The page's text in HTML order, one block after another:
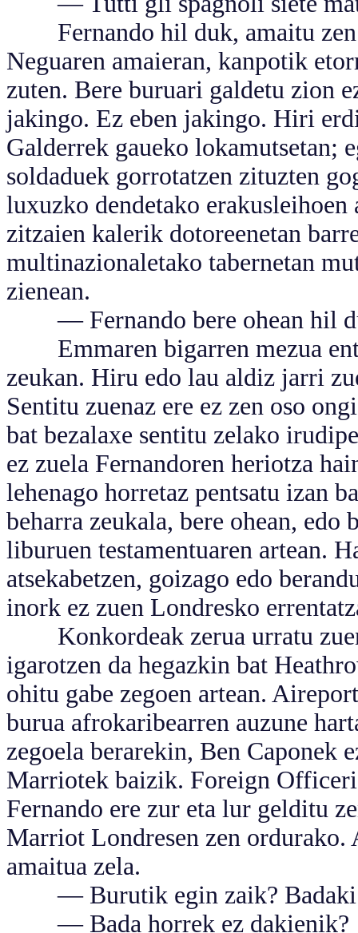
Fernando hil duk, amaitu zen
Neguaren amaieran, kanpotik
zuten. Bere buruari galdetu zion
jakingo. Ez eben jakingo. Hiri
Galderrek gaueko lokamutsetan;
soldaduek gorrotatzen zituzten
luxuzko dendetako
zitzaien kalerik dotoreenetan
multinazionaletako tabernetan
zienean.
— Fernando bere ohean hil
Emmaren bigarren mezua
zeukan. Hiru edo lau aldiz jarri
Sentitu zuenaz ere ez zen oso
bat bezalaxe sentitu zelako
ez zuela Fernandoren heriotza
lehenago horretaz pentsatu izan
beharra zeukala, bere ohean,
liburuen testamentuaren artean.
atsekabetzen, goizago edo
inork ez zuen Londresko
Konkordeak zerua urratu
igarotzen da hegazkin bat
ohitu gabe zegoen artean.
burua afrokaribearren auzune
zegoela berarekin, Ben Caponek
Marriotek baizik. Foreign
Fernando ere zur eta lur gelditu
Marriot Londresen zen ordurako.
amaitua zela.
— Burutik egin zaik? Badaki
— Bada horrek ez dakienik?